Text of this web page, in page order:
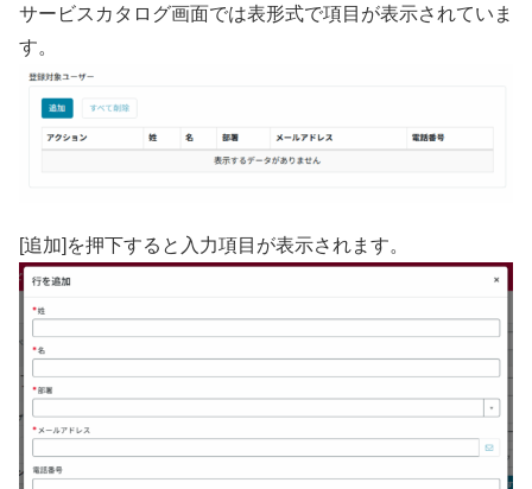
サービスカタログ画面では表形式で項目が表示されていま
す。
[追加]を押下すると入力項目が表示されます。